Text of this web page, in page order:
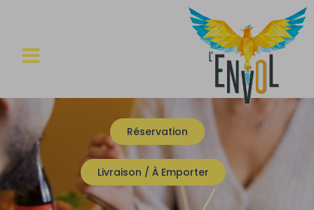
Réservation
Livraison / À Emporter